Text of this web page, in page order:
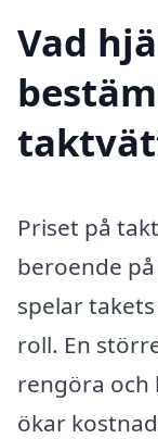
Vad
Priset på
beroende
spelar
roll. En
rengöra och
ökar